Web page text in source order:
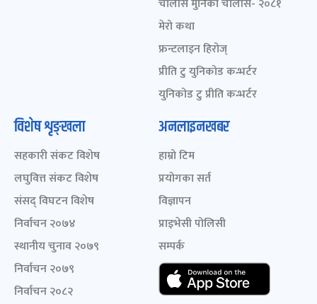
चालीस मुनिका चालीस- २०८१
मेरो कथा
फ्रन्टलाइन हिरोज्
प्रीति टु युनिकोड कन्भर्टर
युनिकोड टु प्रीति कन्भर्टर
विशेष शृङ्खला
सहकारी संकट विशेष
लघुवित्त संकट विशेष
संसद् विघटन विशेष
निर्वाचन २०७४
स्थानीय चुनाव २०७९
निर्वाचन २०७९
निर्वाचन २०८२
अनलाइनखबर
हाम्रो टिम
प्रयोगका सर्त
विज्ञापन
प्राइभेसी पोलिसी
सम्पर्क